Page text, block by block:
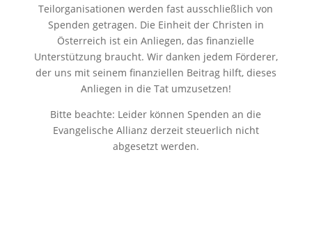
Teilorganisationen werden fast ausschließlich von
Spenden getragen. Die Einheit der Christen in
Österreich ist ein Anliegen, das finanzielle
Unterstützung braucht. Wir danken jedem Förderer,
der uns mit seinem finanziellen Beitrag hilft, dieses
Anliegen in die Tat umzusetzen!
Bitte beachte: Leider können Spenden an die
Evangelische Allianz derzeit steuerlich nicht
abgesetzt werden.